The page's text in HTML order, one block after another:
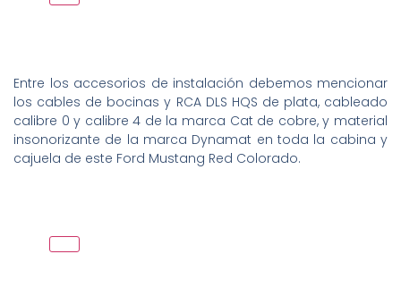
Entre los accesorios de instalación debemos mencionar
los cables de bocinas y RCA DLS HQS de plata, cableado
calibre 0 y calibre 4 de la marca Cat de cobre, y material
insonorizante de la marca Dynamat en toda la cabina y
cajuela de este Ford Mustang Red Colorado.